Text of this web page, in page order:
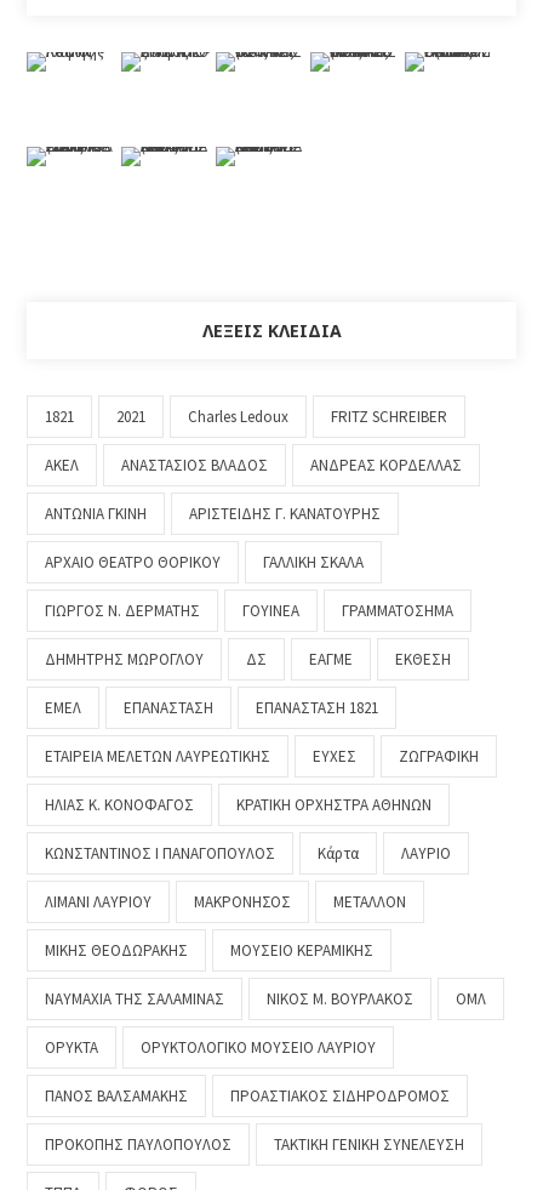
ΛΈΞΕΙΣ ΚΛΕΙΔΙΆ
1821 2021 Charles Ledoux FRITZ SCHREIBER
ΑΚΕΛ ΑΝΑΣΤΑΣΙΟΣ ΒΛΑΔΟΣ ΑΝΔΡΕΑΣ ΚΟΡΔΕΛΛΑΣ
ΑΝΤΩΝΙΑ ΓΚΙΝΗ ΑΡΙΣΤΕΙΔΗΣ Γ. ΚΑΝΑΤΟΥΡΗΣ
ΑΡΧΑΙΟ ΘΕΑΤΡΟ ΘΟΡΙΚΟΥ ΓΑΛΛΙΚΗ ΣΚΑΛΑ
ΓΙΩΡΓΟΣ Ν. ΔΕΡΜΑΤΗΣ ΓΟΥΙΝΕΑ ΓΡΑΜΜΑΤΟΣΗΜΑ
ΔΗΜΗΤΡΗΣ ΜΩΡΟΓΛΟΥ ΔΣ ΕΑΓΜΕ ΕΚΘΕΣΗ
ΕΜΕΛ ΕΠΑΝΑΣΤΑΣΗ ΕΠΑΝΑΣΤΑΣΗ 1821
ΕΤΑΙΡΕΙΑ ΜΕΛΕΤΩΝ ΛΑΥΡΕΩΤΙΚΗΣ ΕΥΧΕΣ ΖΩΓΡΑΦΙΚΗ
ΗΛΙΑΣ Κ. ΚΟΝΟΦΑΓΟΣ ΚΡΑΤΙΚΗ ΟΡΧΗΣΤΡΑ ΑΘΗΝΩΝ
ΚΩΝΣΤΑΝΤΙΝΟΣ Ι ΠΑΝΑΓΟΠΟΥΛΟΣ Κάρτα ΛΑΥΡΙΟ
ΛΙΜΑΝΙ ΛΑΥΡΙΟΥ ΜΑΚΡΟΝΗΣΟΣ ΜΕΤΑΛΛΟΝ
ΜΙΚΗΣ ΘΕΟΔΩΡΑΚΗΣ ΜΟΥΣΕΙΟ ΚΕΡΑΜΙΚΗΣ
ΝΑΥΜΑΧΙΑ ΤΗΣ ΣΑΛΑΜΙΝΑΣ ΝΙΚΟΣ Μ. ΒΟΥΡΛΑΚΟΣ ΟΜΛ
ΟΡΥΚΤΑ ΟΡΥΚΤΟΛΟΓΙΚΟ ΜΟΥΣΕΙΟ ΛΑΥΡΙΟΥ
ΠΑΝΟΣ ΒΑΛΣΑΜΑΚΗΣ ΠΡΟΑΣΤΙΑΚΟΣ ΣΙΔΗΡΟΔΡΟΜΟΣ
ΠΡΟΚΟΠΗΣ ΠΑΥΛΟΠΟΥΛΟΣ ΤΑΚΤΙΚΗ ΓΕΝΙΚΗ ΣΥΝΕΛΕΥΣΗ